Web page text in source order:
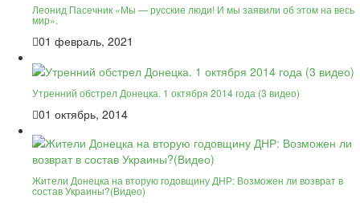
Леонид Пасечник «Мы — русские люди! И мы заявили об этом на весь
мир».
01 февраль, 2021
Утренний обстрел Донецка. 1 октября 2014 года (3 видео)
01 октябрь, 2014
Жители Донецка на вторую годовщину ДНР: Возможен ли возврат в
состав Украины?(Видео)